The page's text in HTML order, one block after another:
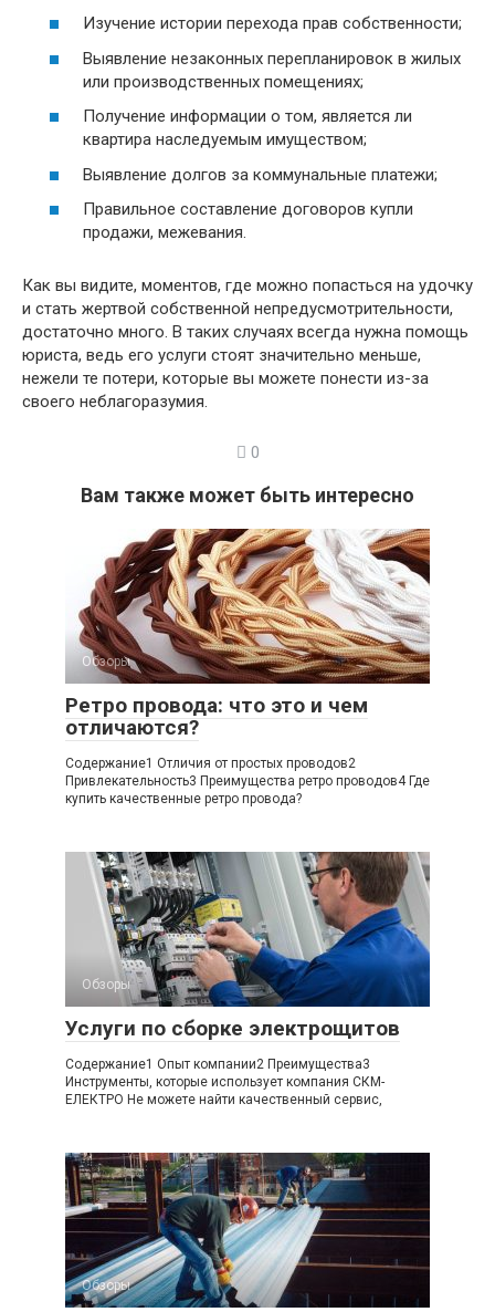
Изучение истории перехода прав собственности;
Выявление незаконных перепланировок в жилых
или производственных помещениях;
Получение информации о том, является ли
квартира наследуемым имуществом;
Выявление долгов за коммунальные платежи;
Правильное составление договоров купли
продажи, межевания.
Как вы видите, моментов, где можно попасться на удочку
и стать жертвой собственной непредусмотрительности,
достаточно много. В таких случаях всегда нужна помощь
юриста, ведь его услуги стоят значительно меньше,
нежели те потери, которые вы можете понести из-за
своего неблагоразумия.
0
Вам также может быть интересно
Обзоры
Ретро провода: что это и чем
отличаются?
Содержание1 Отличия от простых проводов2
Привлекательность3 Преимущества ретро проводов4 Где
купить качественные ретро провода?
Обзоры
Услуги по сборке электрощитов
Содержание1 Опыт компании2 Преимущества3
Инструменты, которые использует компания СКМ-
ЕЛЕКТРО Не можете найти качественный сервис,
Обзоры